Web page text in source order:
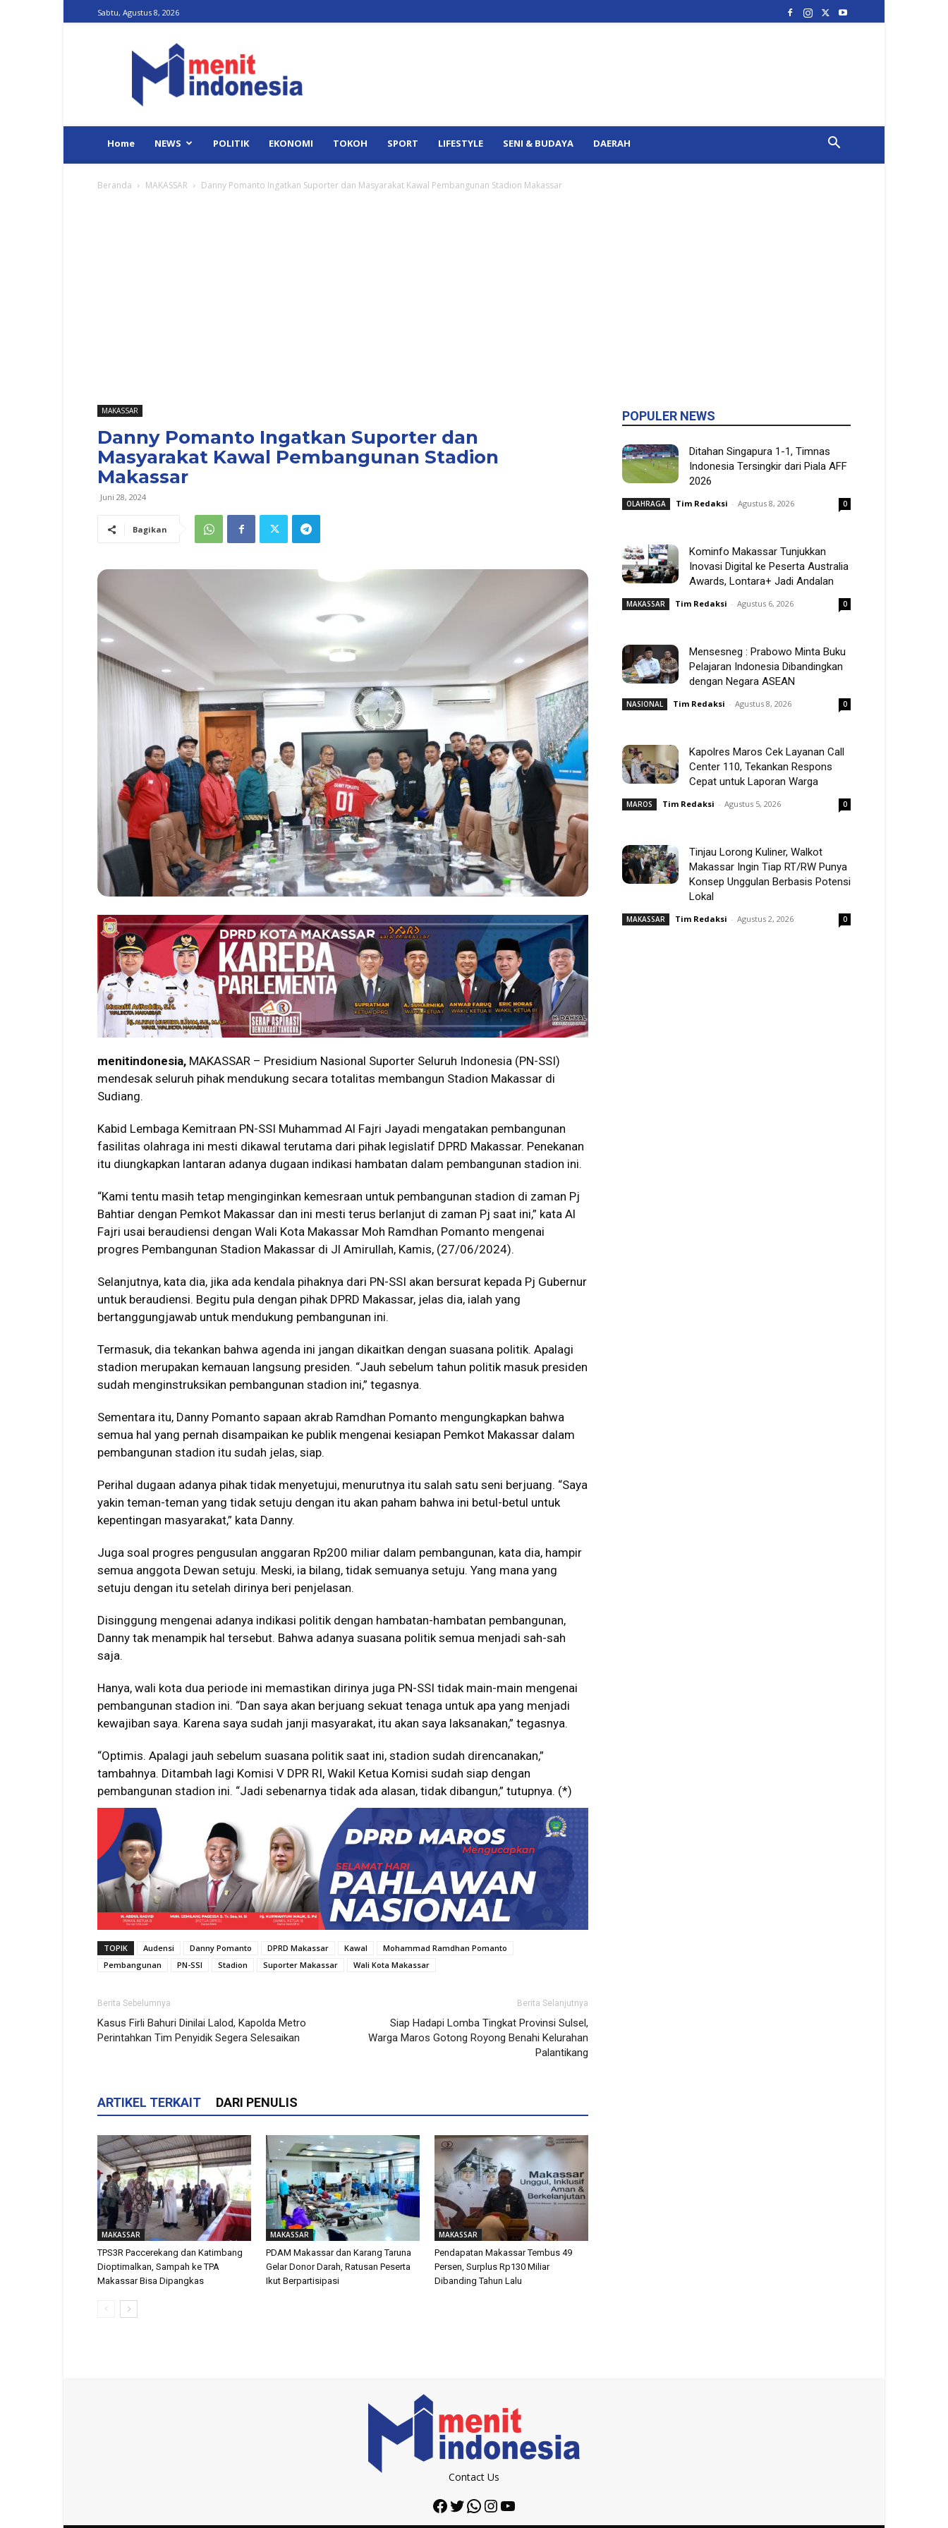
Sabtu, Agustus 8, 2026
Indonesia
Home NEWS POLITIK EKONOMI TOKOH SPORT LIFESTYLE SENI & BUDAYA DAERAH
Beranda MAKASSAR Danny Pomanto Ingatkan Suporter dan Masyarakat Kawal Pembangunan Stadion Makassar
MAKASSAR
Danny Pomanto Ingatkan Suporter dan
Masyarakat Kawal Pembangunan Stadion
Makassar
Juni 28, 2024
Bagikan
menitindonesia, MAKASSAR – Presidium Nasional Suporter Seluruh Indonesia (PN-SSI)
mendesak seluruh pihak mendukung secara totalitas membangun Stadion Makassar di
Sudiang.
Kabid Lembaga Kemitraan PN-SSI Muhammad Al Fajri Jayadi mengatakan pembangunan
fasilitas olahraga ini mesti dikawal terutama dari pihak legislatif DPRD Makassar. Penekanan
itu diungkapkan lantaran adanya dugaan indikasi hambatan dalam pembangunan stadion ini.
“Kami tentu masih tetap menginginkan kemesraan untuk pembangunan stadion di zaman Pj
Bahtiar dengan Pemkot Makassar dan ini mesti terus berlanjut di zaman Pj saat ini,” kata Al
Fajri usai beraudiensi dengan Wali Kota Makassar Moh Ramdhan Pomanto mengenai
progres Pembangunan Stadion Makassar di Jl Amirullah, Kamis, (27/06/2024).
Selanjutnya, kata dia, jika ada kendala pihaknya dari PN-SSI akan bersurat kepada Pj Gubernur
untuk beraudiensi. Begitu pula dengan pihak DPRD Makassar, jelas dia, ialah yang
bertanggungjawab untuk mendukung pembangunan ini.
Termasuk, dia tekankan bahwa agenda ini jangan dikaitkan dengan suasana politik. Apalagi
stadion merupakan kemauan langsung presiden. “Jauh sebelum tahun politik masuk presiden
sudah menginstruksikan pembangunan stadion ini,” tegasnya.
Sementara itu, Danny Pomanto sapaan akrab Ramdhan Pomanto mengungkapkan bahwa
semua hal yang pernah disampaikan ke publik mengenai kesiapan Pemkot Makassar dalam
pembangunan stadion itu sudah jelas, siap.
Perihal dugaan adanya pihak tidak menyetujui, menurutnya itu salah satu seni berjuang. “Saya
yakin teman-teman yang tidak setuju dengan itu akan paham bahwa ini betul-betul untuk
kepentingan masyarakat,” kata Danny.
Juga soal progres pengusulan anggaran Rp200 miliar dalam pembangunan, kata dia, hampir
semua anggota Dewan setuju. Meski, ia bilang, tidak semuanya setuju. Yang mana yang
setuju dengan itu setelah dirinya beri penjelasan.
Disinggung mengenai adanya indikasi politik dengan hambatan-hambatan pembangunan,
Danny tak menampik hal tersebut. Bahwa adanya suasana politik semua menjadi sah-sah
saja.
Hanya, wali kota dua periode ini memastikan dirinya juga PN-SSI tidak main-main mengenai
pembangunan stadion ini. “Dan saya akan berjuang sekuat tenaga untuk apa yang menjadi
kewajiban saya. Karena saya sudah janji masyarakat, itu akan saya laksanakan,” tegasnya.
“Optimis. Apalagi jauh sebelum suasana politik saat ini, stadion sudah direncanakan,”
tambahnya. Ditambah lagi Komisi V DPR RI, Wakil Ketua Komisi sudah siap dengan
pembangunan stadion ini. “Jadi sebenarnya tidak ada alasan, tidak dibangun,” tutupnya. (*)
TOPIK Audensi Danny Pomanto DPRD Makassar Kawal
Mohammad Ramdhan Pomanto
Pembangunan
PN-SSI Stadion Suporter Makassar Wali Kota Makassar
Berita Sebelumnya
Kasus Firli Bahuri Dinilai Lalod, Kapolda Metro
Perintahkan Tim Penyidik Segera Selesaikan
Berita Selanjutnya
Siap Hadapi Lomba Tingkat Provinsi Sulsel,
Warga Maros Gotong Royong Benahi Kelurahan
Palantikang
ARTIKEL TERKAIT DARI PENULIS
MAKASSAR
TPS3R Paccerekang dan Katimbang
Dioptimalkan, Sampah ke TPA
Makassar Bisa Dipangkas
MAKASSAR
PDAM Makassar dan Karang Taruna
Gelar Donor Darah, Ratusan Peserta
Ikut Berpartisipasi
MAKASSAR
Pendapatan Makassar Tembus 49
Persen, Surplus Rp130 Miliar
Dibanding Tahun Lalu
POPULER NEWS
Ditahan Singapura 1-1, Timnas
Indonesia Tersingkir dari Piala AFF
2026
OLAHRAGA Tim Redaksi - Agustus 8, 2026 0
Kominfo Makassar Tunjukkan
Inovasi Digital ke Peserta Australia
Awards, Lontara+ Jadi Andalan
MAKASSAR Tim Redaksi - Agustus 6, 2026 0
Mensesneg : Prabowo Minta Buku
Pelajaran Indonesia Dibandingkan
dengan Negara ASEAN
NASIONAL Tim Redaksi - Agustus 8, 2026 0
Kapolres Maros Cek Layanan Call
Center 110, Tekankan Respons
Cepat untuk Laporan Warga
MAROS Tim Redaksi - Agustus 5, 2026 0
Tinjau Lorong Kuliner, Walkot
Makassar Ingin Tiap RT/RW Punya
Konsep Unggulan Berbasis Potensi
Lokal
MAKASSAR Tim Redaksi - Agustus 2, 2026 0
Contact Us
Facebook
Twitter
WhatsApp
Instagram
YouTube